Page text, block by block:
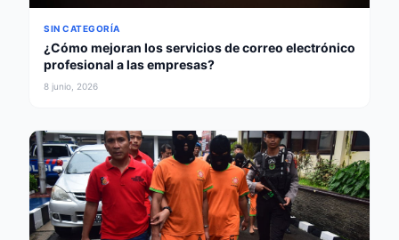
SIN CATEGORÍA
¿Cómo mejoran los servicios de correo electrónico
profesional a las empresas?
8 junio, 2026